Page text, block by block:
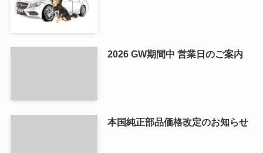
2026 GW期間中 営業日のご案内
本国純正部品価格改定のお知らせ